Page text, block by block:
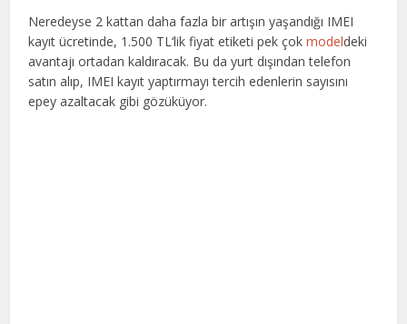
Neredeyse 2 kattan daha fazla bir artışın yaşandığı IMEI
kayıt ücretinde, 1.500 TL‘lik fiyat etiketi pek çokmodeldeki
avantajı ortadan kaldıracak. Bu da yurt dışından telefon
satın alıp, IMEI kayıt yaptırmayı tercih edenlerin sayısını
epey azaltacak gibi gözüküyor.